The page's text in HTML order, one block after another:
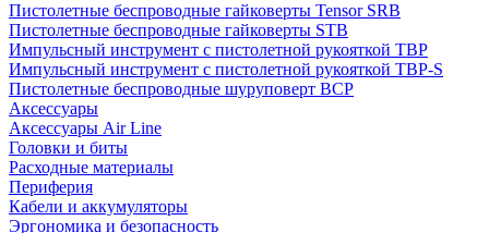
Пистолетные беспроводные гайковерты Tensor SRB
Пистолетные беспроводные гайковерты STB
Импульсный инструмент с пистолетной рукояткой TBP
Импульсный инструмент с пистолетной рукояткой TBP-S
Пистолетные беспроводные шуруповерт BCP
Аксессуары
Аксессуары Air Line
Головки и биты
Расходные материалы
Периферия
Кабели и аккумуляторы
Эргономика и безопасность